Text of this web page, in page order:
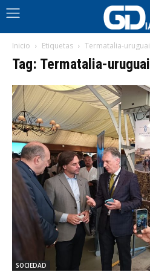
Inicio Etiquetas Termatalia-uruguai
Tag: Termatalia-uruguai
SOCIEDAD